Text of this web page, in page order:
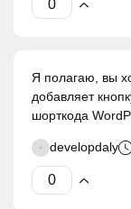
Я полагаю, вы
добавляет
шорткода
developdaly